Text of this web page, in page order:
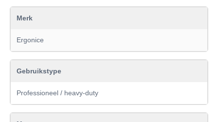
Merk
Ergonice
Gebruikstype
Professioneel / heavy-duty